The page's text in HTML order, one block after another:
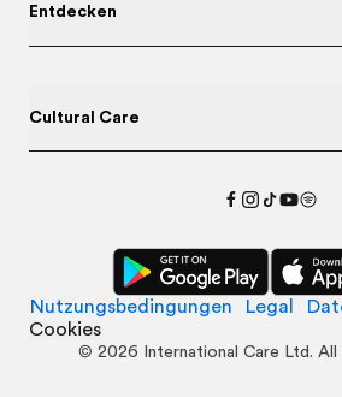
Entdecken
Cultural Care
Nutzungsbedingungen Legal
Cookies
© 2026 International Care Ltd.